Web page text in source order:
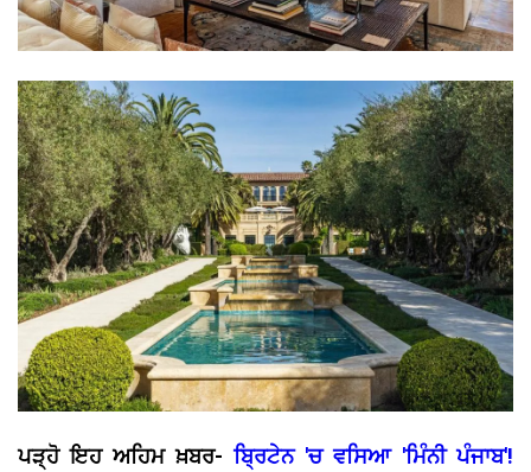
ਪੜ੍ਹੋ ਇਹ ਅਹਿਮ ਖ਼ਬਰ- ਬ੍ਰਿਟੇਨ 'ਚ ਵਸਿਆ 'ਮਿੰਨੀ ਪੰਜਾਬ'!